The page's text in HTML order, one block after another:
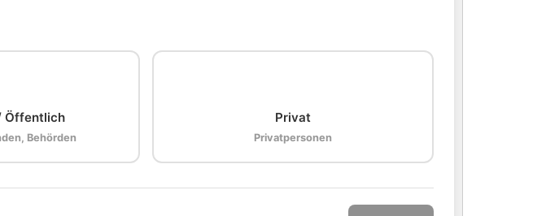
Öffentlich
Behörden
Privat
Privatpersonen